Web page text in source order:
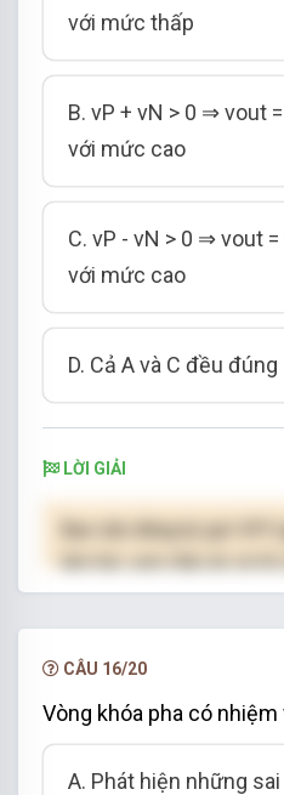
với mức thấp
B. vP + vN > 0 ⇒ vout
với mức cao
C. vP - vN > 0 ⇒ vout
với mức cao
D. Cả A và C đều đúng
LỜI GIẢI
hạn.
CÂU 16/20
Vòng khóa pha có nhiệm
A. Phát hiện những